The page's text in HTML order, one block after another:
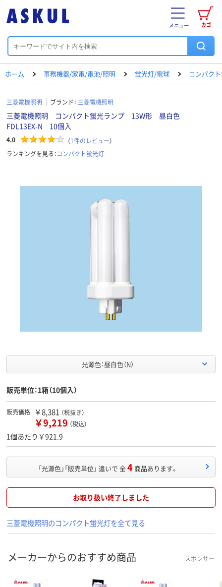
カゴ
メニュー
ホーム 事務機器/家電/電池/照明 蛍光灯/電球 コンパク
三菱電機照明 ブランド： 三菱電機照明
三菱電機照明 コンパクト蛍光ランプ 13W形 昼白色
FDL13EX-N 10個入
4.0 （1件のレビュー）
ランキングを見る：コンパクト蛍光灯
光源色：昼白色（N）
販売単位：1箱（10個入）
販売価格 ￥8,381 （税抜き）
￥9,219 （税込）
1個あたり￥921.9
「光源色」「販売単位」 違いで 全4 商品あります。
お取り扱い終了しました
三菱電機照明のコンパクト蛍光灯を全て見る
メーカーからのおすすめ商品 スポンサー